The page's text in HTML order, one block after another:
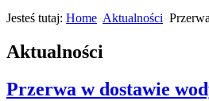
Jesteś tutaj: Home Aktualności
Aktualności
Przerwa w dostawie